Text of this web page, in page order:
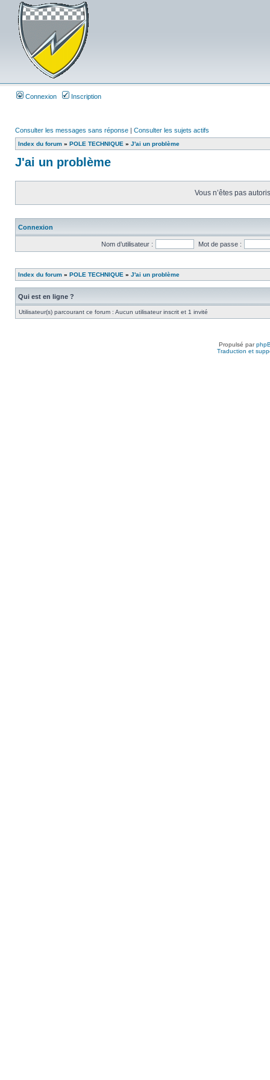
Connexion Inscription
Consulter les messages sans réponse | Consulter les sujets actifs
Index du forum » POLE TECHNIQUE » J'ai un problème
J'ai un problème
Vous n’êtes pas
Connexion
Nom d’utilisateur : Mot de passe :
Index du forum » POLE TECHNIQUE » J'ai un problème
Qui est en ligne ?
Utilisateur(s) parcourant ce forum : Aucun utilisateur inscrit et 1 invité
Propulsé par
Traduction et